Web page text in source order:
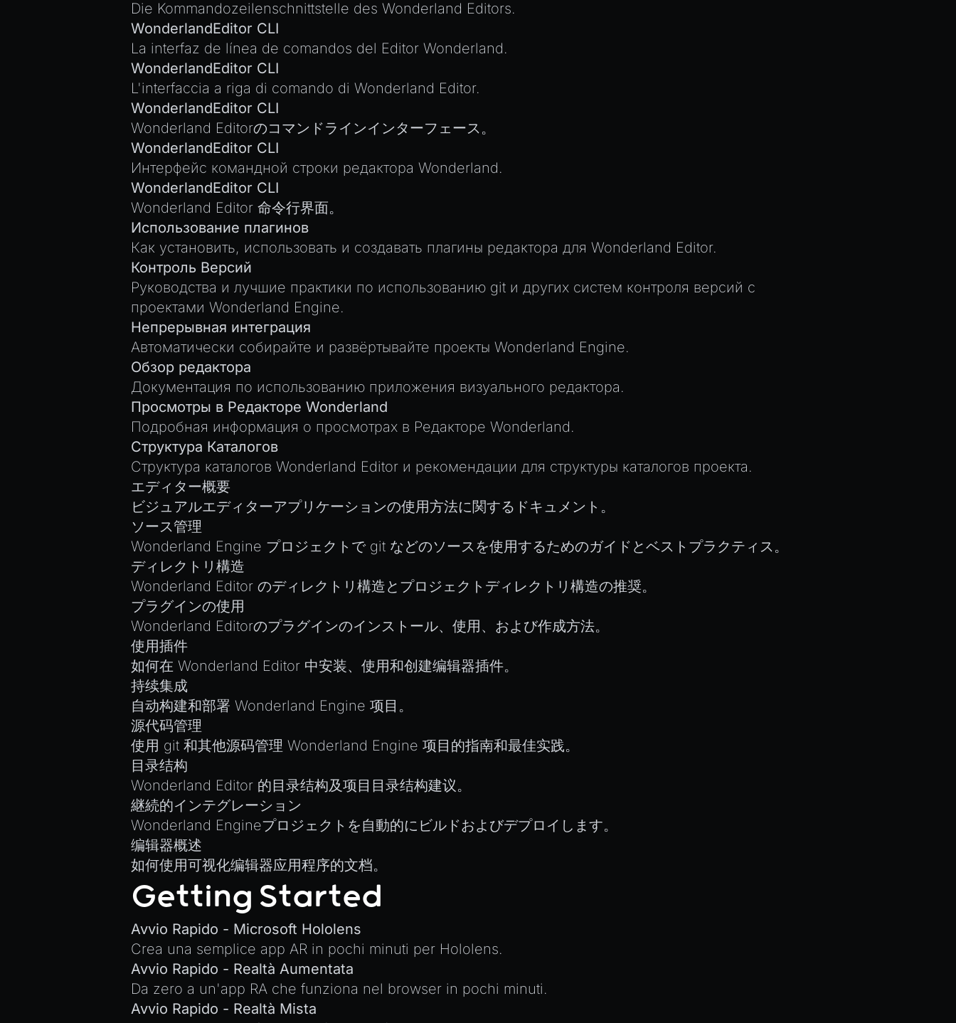
Die Kommandozeilenschnittstelle des Wonderland Editors.
WonderlandEditor CLI
La interfaz de línea de comandos del Editor Wonderland.
WonderlandEditor CLI
L'interfaccia a riga di comando di Wonderland Editor.
WonderlandEditor CLI
Wonderland Editorのコマンドラインインターフェース。
WonderlandEditor CLI
Интерфейс командной строки редактора Wonderland.
WonderlandEditor CLI
Wonderland Editor 命令行界面。
Использование плагинов
Как установить, использовать и создавать плагины редактора для Wonderland Editor.
Контроль Версий
Руководства и лучшие практики по использованию git и других систем контроля версий с
проектами Wonderland Engine.
Непрерывная интеграция
Автоматически собирайте и развёртывайте проекты Wonderland Engine.
Обзор редактора
Документация по использованию приложения визуального редактора.
Просмотры в Редакторе Wonderland
Подробная информация о просмотрах в Редакторе Wonderland.
Структура Каталогов
Структура каталогов Wonderland Editor и рекомендации для структуры каталогов проекта.
エディター概要
ビジュアルエディターアプリケーションの使用方法に関するドキュメント。
ソース管理
Wonderland Engine プロジェクトで git などのソースを使用するためのガイドとベストプラクティス。
ディレクトリ構造
Wonderland Editor のディレクトリ構造とプロジェクトディレクトリ構造の推奨。
プラグインの使用
Wonderland Editorのプラグインのインストール、使用、および作成方法。
使用插件
如何在 Wonderland Editor 中安装、使用和创建编辑器插件。
持续集成
自动构建和部署 Wonderland Engine 项目。
源代码管理
使用 git 和其他源码管理 Wonderland Engine 项目的指南和最佳实践。
目录结构
Wonderland Editor 的目录结构及项目目录结构建议。
継続的インテグレーション
Wonderland Engineプロジェクトを自動的にビルドおよびデプロイします。
编辑器概述
如何使用可视化编辑器应用程序的文档。
Getting Started
Avvio Rapido - Microsoft Hololens
Crea una semplice app AR in pochi minuti per Hololens.
Avvio Rapido - Realtà Aumentata
Da zero a un'app RA che funziona nel browser in pochi minuti.
Avvio Rapido - Realtà Mista